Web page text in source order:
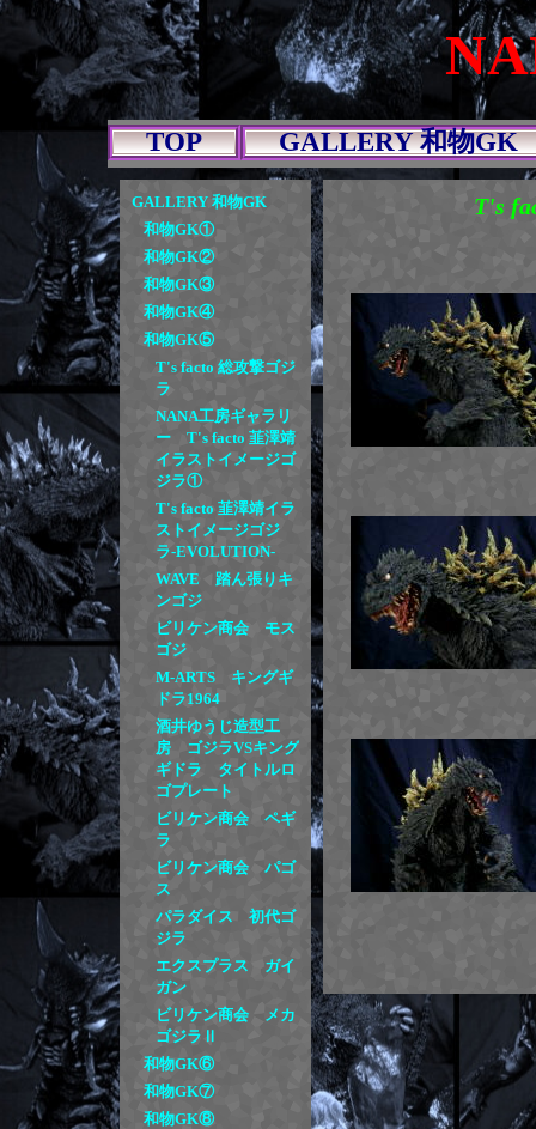
TOP GALLERY 和物GK
GALLERY 和物GK
和物GK①
和物GK②
和物GK③
和物GK④
和物GK⑤
T's facto 総攻撃ゴジ
ラ
NANA工房ギャラリ
ー T's facto 韮澤靖
イラストイメージゴ
ジラ①
T's facto 韮澤靖イラ
ストイメージゴジ
ラ-EVOLUTION-
WAVE 踏ん張りキ
ンゴジ
ビリケン商会 モス
ゴジ
M-ARTS キングギ
ドラ1964
酒井ゆうじ造型工
房 ゴジラVSキング
ギドラ タイトルロ
ゴプレート
ビリケン商会 ペギ
ラ
ビリケン商会 パゴ
ス
パラダイス 初代ゴ
ジラ
エクスプラス ガイ
ガン
ビリケン商会 メカ
ゴジラⅡ
和物GK⑥
和物GK⑦
和物GK⑧
T's